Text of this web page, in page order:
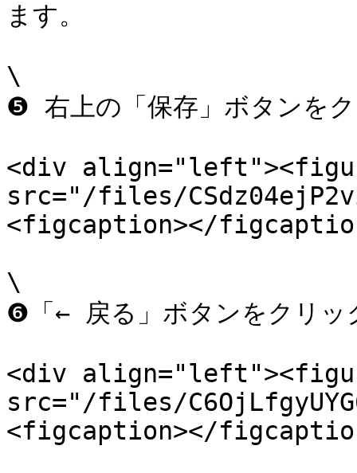
ます。
\
❺ 右上の「保存」ボタンを
<div
src="/files/
<figcaption></
\
❻「← 戻る」ボタンをクリッ
<div
src="/files/
<figcaption></